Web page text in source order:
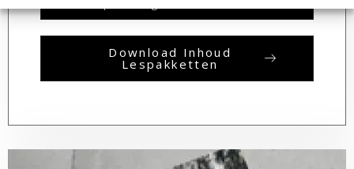
Download Inhoud
Lespakketten